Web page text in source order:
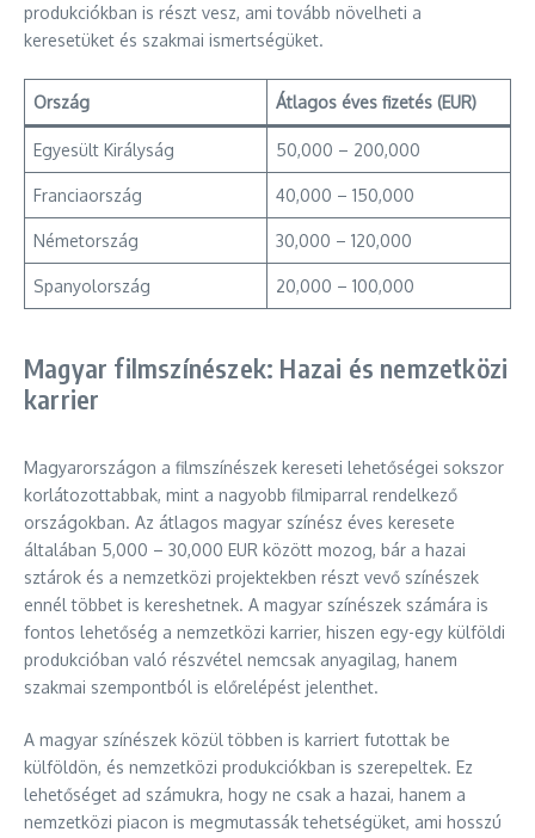
produkciókban is részt vesz, ami tovább növelheti a
keresetüket és szakmai ismertségüket.
Ország Átlagos éves fizetés (EUR)
Egyesült Királyság 50,000 – 200,000
Franciaország 40,000 – 150,000
Németország 30,000 – 120,000
Spanyolország 20,000 – 100,000
Magyar filmszínészek: Hazai és nemzetközi
karrier
Magyarországon a filmszínészek kereseti lehetőségei sokszor
korlátozottabbak, mint a nagyobb filmiparral rendelkező
országokban. Az átlagos magyar színész éves keresete
általában 5,000 – 30,000 EUR között mozog, bár a hazai
sztárok és a nemzetközi projektekben részt vevő színészek
ennél többet is kereshetnek. A magyar színészek számára is
fontos lehetőség a nemzetközi karrier, hiszen egy-egy külföldi
produkcióban való részvétel nemcsak anyagilag, hanem
szakmai szempontból is előrelépést jelenthet.
A magyar színészek közül többen is karriert futottak be
külföldön, és nemzetközi produkciókban is szerepeltek. Ez
lehetőséget ad számukra, hogy ne csak a hazai, hanem a
nemzetközi piacon is megmutassák tehetségüket, ami hosszú